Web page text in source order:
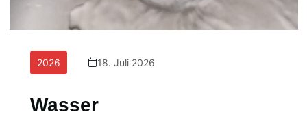
2026 18. Juli 2026
Wasser